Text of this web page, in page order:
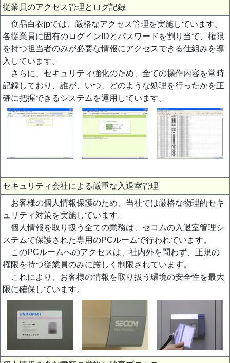
従業員のアクセス管理とログ記録
食品白衣jpでは、厳格なアクセス管理を実施しています。
各従業員に固有のログインIDとパスワードを割り当て、権限
を持つ担当者のみが必要な情報にアクセスできる仕組みを導
入しています。
さらに、セキュリティ強化のため、全ての操作内容を常時
記録しており、誰が、いつ、どのような処理を行ったかを正
確に把握できるシステムを運用しています。
セキュリティ会社による厳重な入退室管理
お客様の個人情報保護のため、当社では厳格な物理的セキ
ュリティ対策を実施しています。
個人情報を取り扱う全ての業務は、セコムの入退室管理シ
ステムで保護された専用のPCルームで行われています。
このPCルームへのアクセスは、社内外を問わず、正規の
権限を持つ従業員のみに厳しく制限されています。
これにより、お客様の情報を取り扱う環境の安全性を最大
限に確保しています。